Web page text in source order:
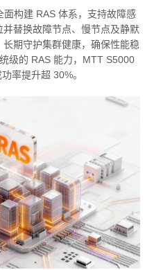
构建 RAS 体系，支持故障感
替换故障节点、慢节点及静默
期守护集群健康，确保性能稳
级的 RAS 能力，MTT S5000
率提升超 30%。